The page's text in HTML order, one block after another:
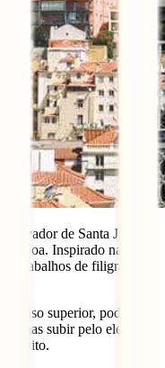
de Santa Justa,
Inspirado na Torre
trabalhos de filigrana e
piso superior, podes
mas subir pelo elevador